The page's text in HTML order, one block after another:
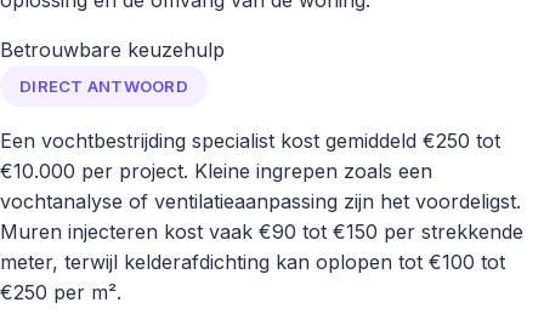
Betrouwbare keuzehulp
DIRECT ANTWOORD
Een vochtbestrijding specialist kost gemiddeld €250 tot
€10.000 per project. Kleine ingrepen zoals een
vochtanalyse of ventilatieaanpassing zijn het voordeligst.
Muren injecteren kost vaak €90 tot €150 per strekkende
meter, terwijl kelderafdichting kan oplopen tot €100 tot
€250 per m².